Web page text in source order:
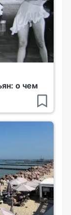
о чем